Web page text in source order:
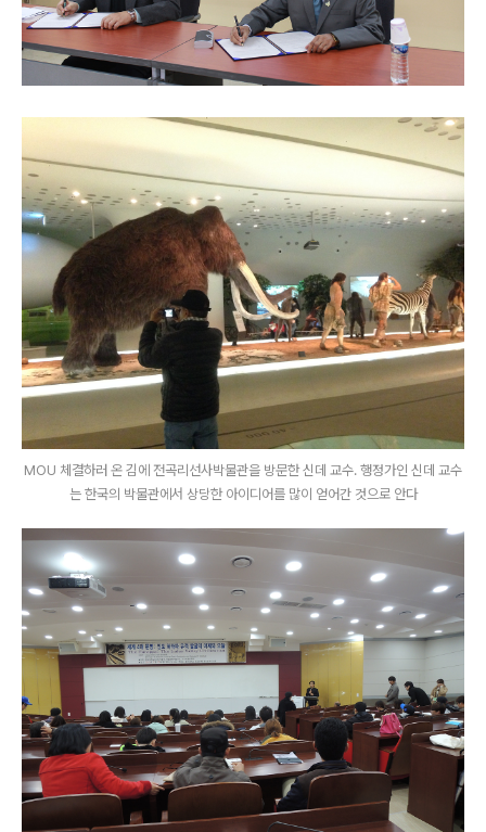
MOU 체결하러 온 김에 전곡리선사박물관을 방문한 신데 교수. 행정가인 신데 교수
는 한국의 박물관에서 상당한 아이디어를 많이 얻어간 것으로 안다